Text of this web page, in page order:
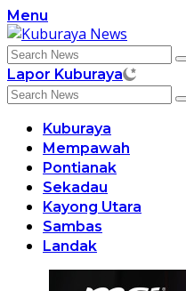
Skip
to
content
Menu
Lapor Kuburaya
Kuburaya
Mempawah
Pontianak
Sekadau
Kayong Utara
Sambas
Landak